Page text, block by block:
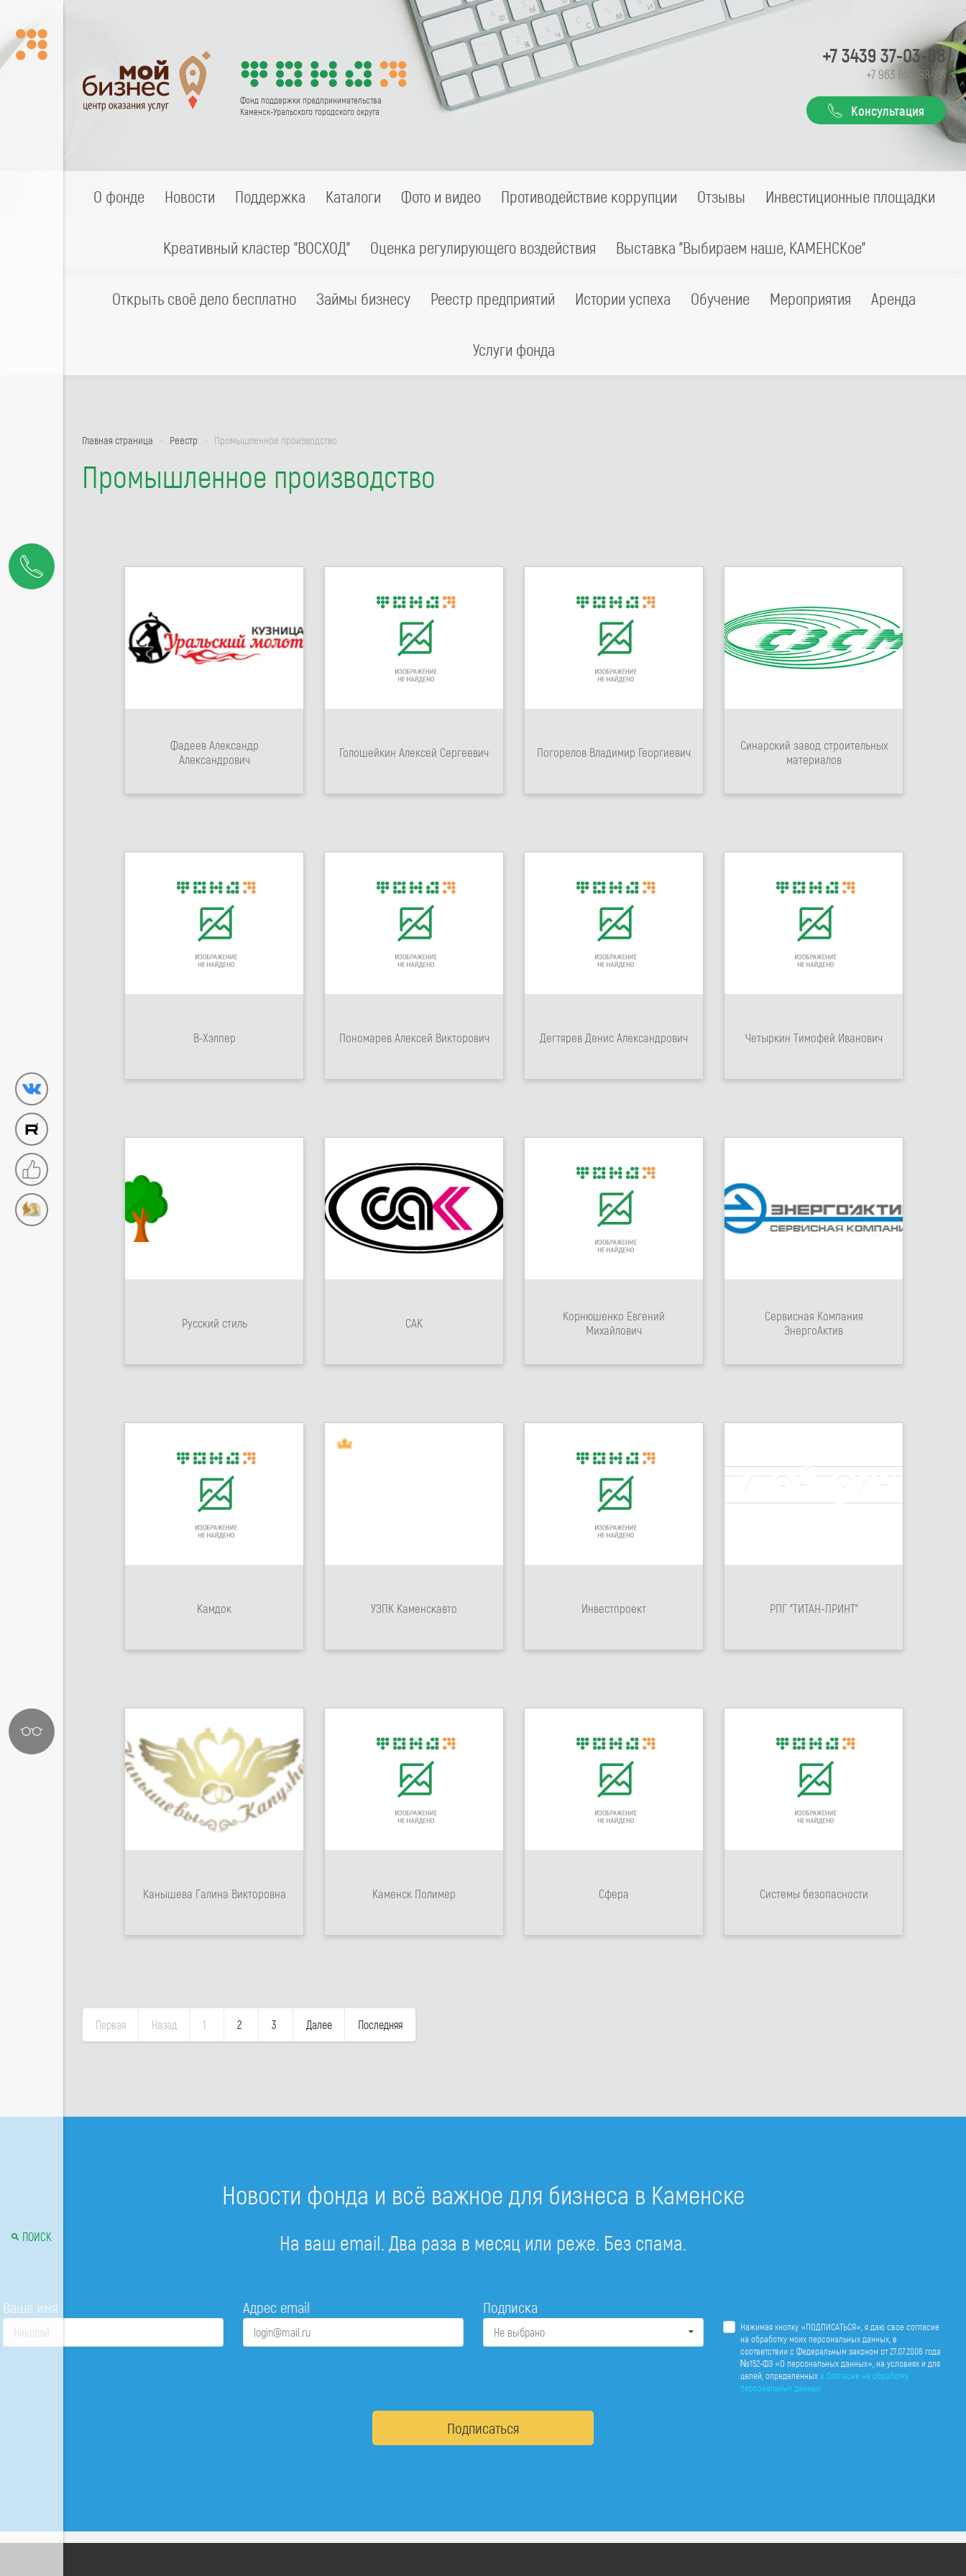
Фонд поддержки предпринимательства
Каменск-Уральского городского округа
+7 3439 37-03-88
+7 963 850-88-88
Консультация
О фонде Новости Поддержка Каталоги Фото и видео Противодействие коррупции Отзывы Инвестиционные площадки
Креативный кластер "ВОСХОД" Оценка регулирующего воздействия Выставка "Выбираем наше, КАМЕНСКое"
Открыть своё дело бесплатно Займы бизнесу Реестр предприятий Истории успеха Обучение Мероприятия Аренда
Услуги фонда
Главная страница Реестр Промышленное производство
Промышленное производство
Фадеев Александр
Александрович
Голошейкин Алексей Сергеевич Погорелов Владимир Георгиевич
Синарский завод строительных
материалов
В-Хэлпер Пономарев Алексей Викторович Дегтярев Денис Александрович Четыркин Тимофей Иванович
Русский стиль САК
Корнюшенко Евгений
Михайлович
Сервисная Компания
ЭнергоАктив
Камдок УЗПК Каменскавто Инвестпроект РПГ "ТИТАН-ПРИНТ"
Канышева Галина Викторовна Каменск Полимер Сфера Системы безопасности
Первая Назад 1 2 3 Далее Последняя
Новости фонда и всё важное для бизнеса в Каменске
На ваш email. Два раза в месяц или реже. Без спама.
Ваше имя Адрес email Подписка
Не выбрано
Нажимая кнопку «ПОДПИСАТЬСЯ», я даю свое согласие
на обработку моих персональных данных, в
соответствии с Федеральным законом от 27.07.2006 года
№152-ФЗ «О персональных данных», на условиях и для
целей, определенных в Согласии на обработку
персональных данных
Подписаться
ПОИСК